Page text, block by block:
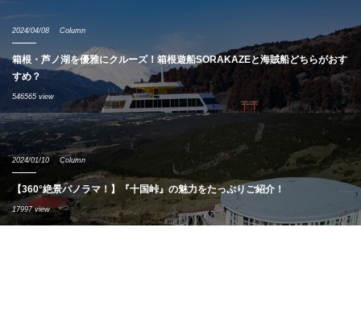
2024/04/08 Column
箱根・芦ノ湖を優雅にクルーズ！箱根遊船SORAKAZEと海賊船どちらがおす
すめ？
546565 view
2024/01/10 Column
【360°絶景パノラマ！】『十国峠』の魅力をたっぷりご紹介！
17997 view